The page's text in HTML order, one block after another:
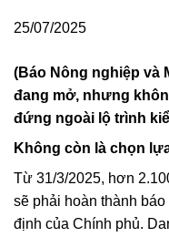
25/07/2025
(Báo Nông nghiệp và
đang mở, nhưng
đứng ngoài lộ trình
Không còn là chọn
Từ 31/3/2025, hơn
sẽ phải hoàn thành
định của Chính phủ.